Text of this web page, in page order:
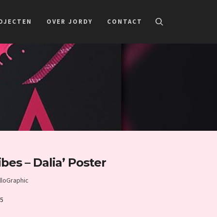
OVER JORDY CONTACT
– Dalia’ Poster